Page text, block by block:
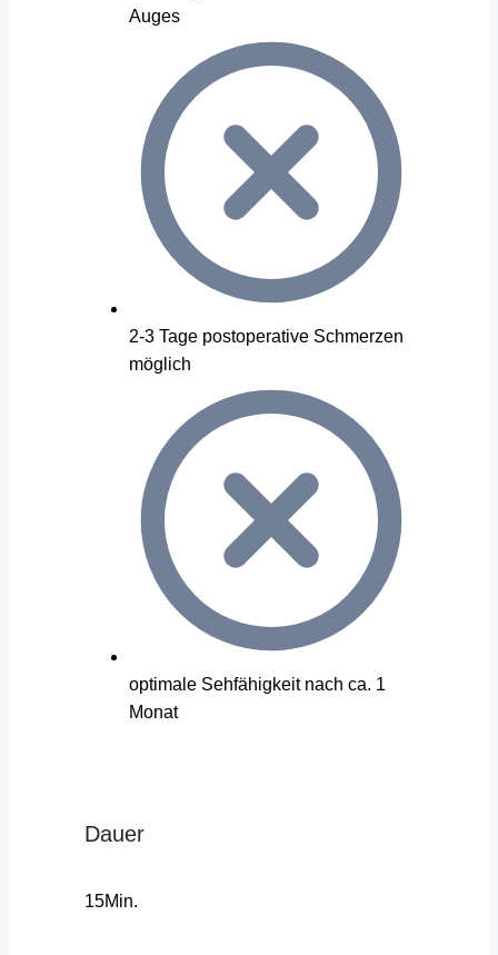
Auges
2-3 Tage postoperative Schmerzen
möglich
optimale Sehfähigkeit nach ca. 1
Monat
Dauer
15Min.